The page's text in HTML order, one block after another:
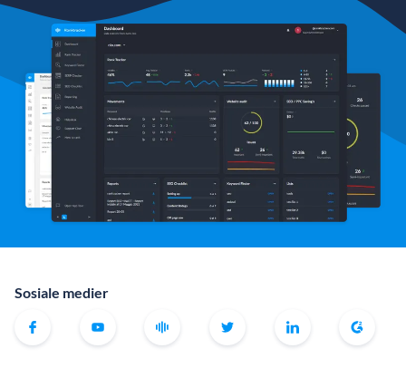
Sosiale medier